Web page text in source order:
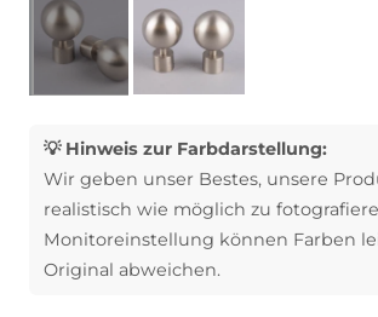
💡 Hinweis zur Farbdarstellung:
Wir geben unser Bestes, unsere
realistisch wie möglich zu
Monitoreinstellung können Farben
Original abweichen.